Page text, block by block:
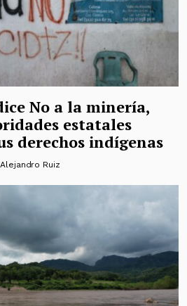
No a la minería,
estatales
derechos indígenas
Alejandro Ruiz